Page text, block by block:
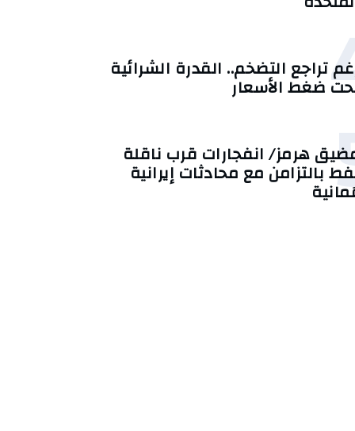
تراجع التضخم.. القدرة الشرائية
ضغط الأسعار
هرمز/ انفجارات قرب ناقلة
بالتزامن مع محادثات إيرانية